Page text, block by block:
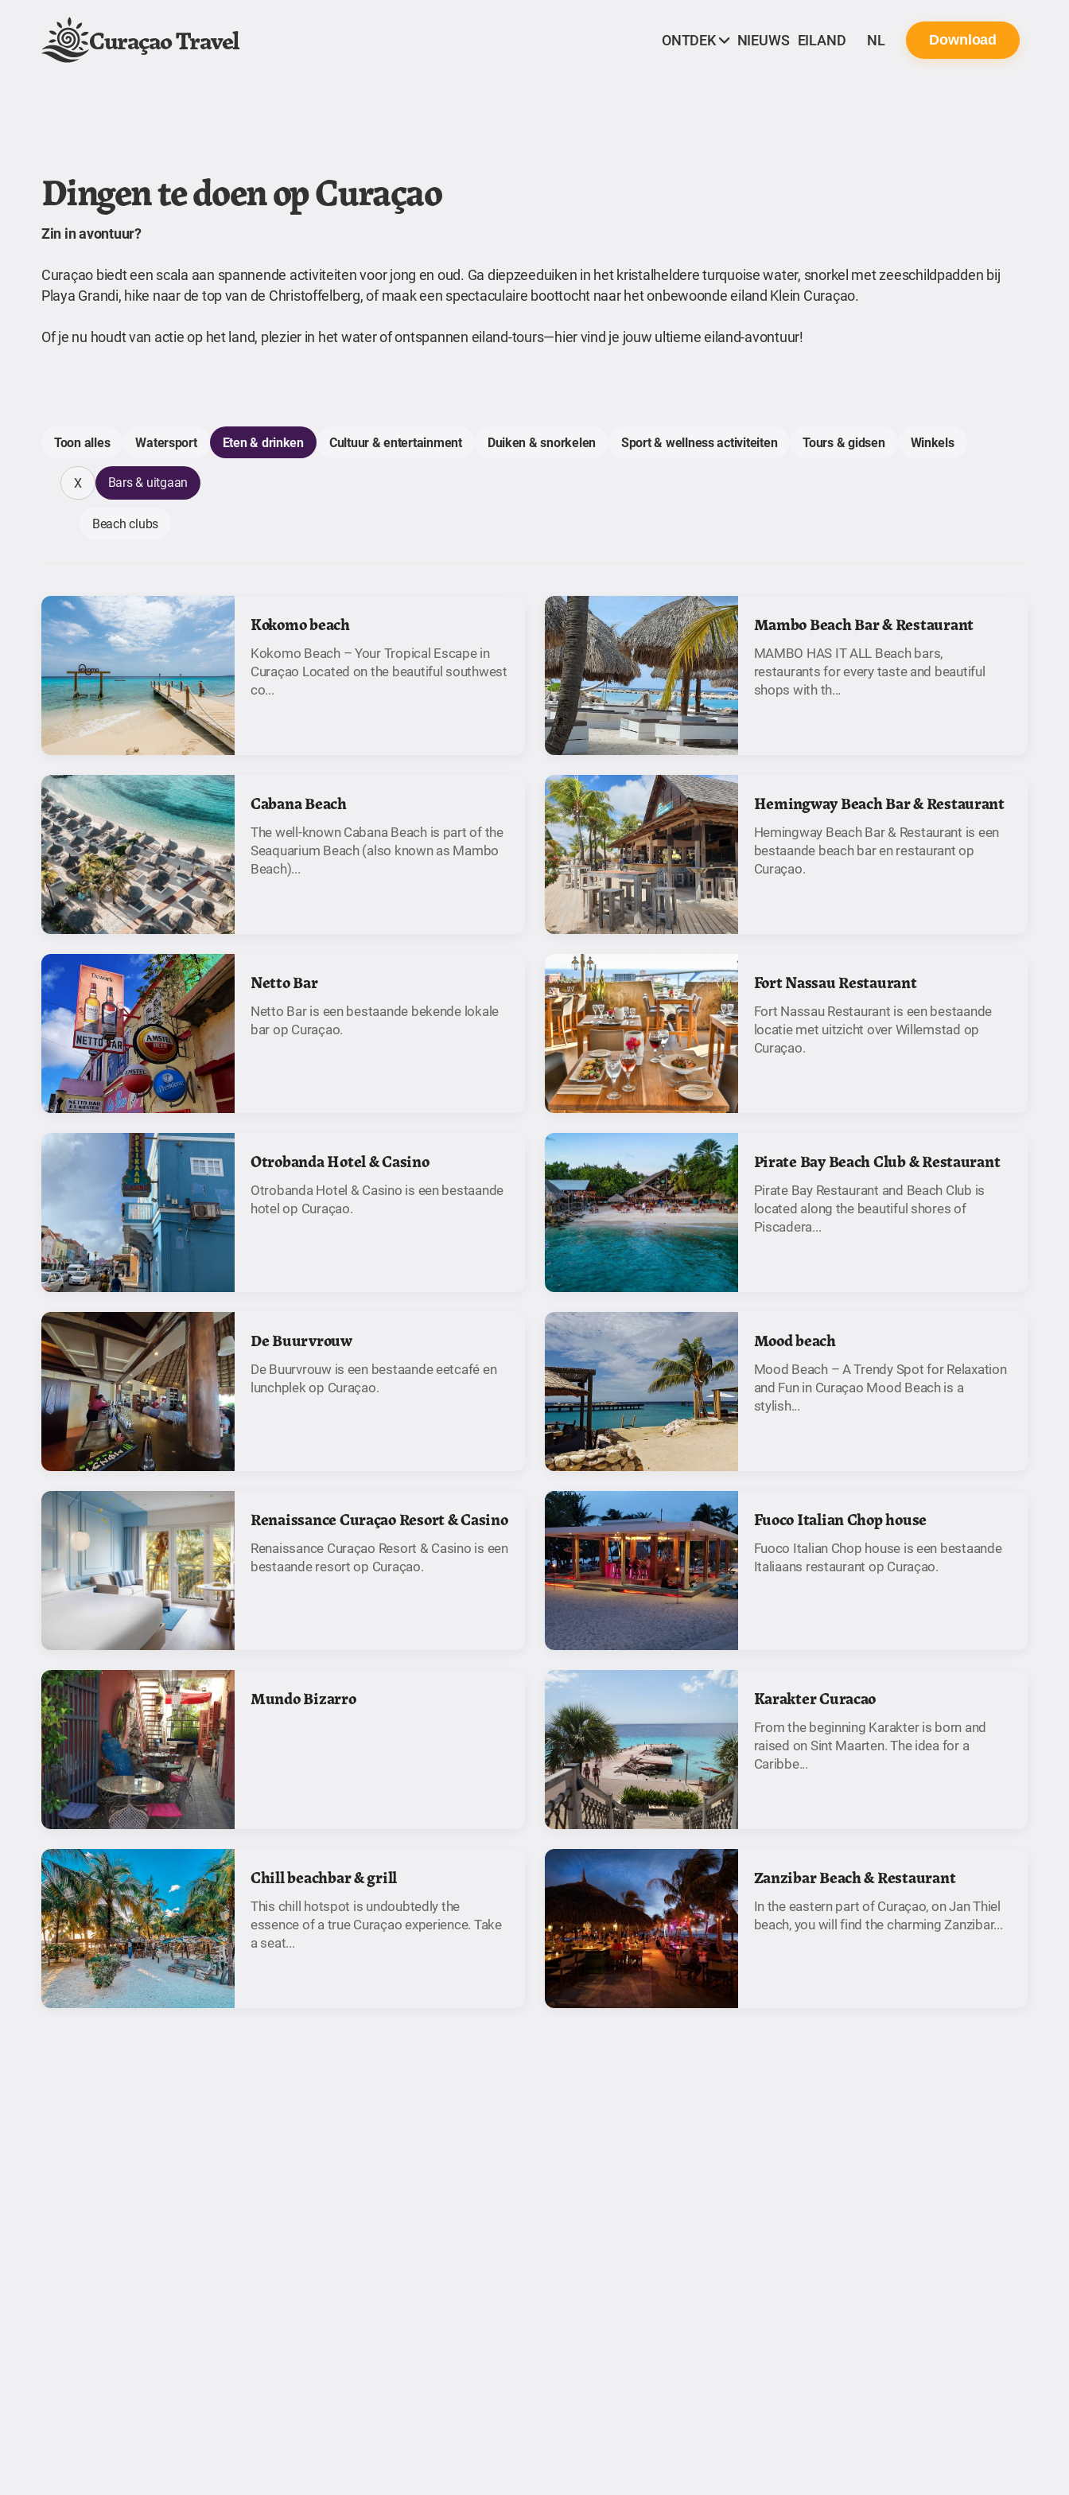
Curaçao Travel ONTDEK NIEUWS EILAND NL Download
Dingen te doen op Curaçao
Zin in avontuur?
Curaçao biedt een scala aan spannende activiteiten voor jong en oud. Ga diepzeeduiken in het kristalheldere turquoise water, snorkel met zeeschildpadden bij
Playa Grandi, hike naar de top van de Christoffelberg, of maak een spectaculaire boottocht naar het onbewoonde eiland Klein Curaçao.
Of je nu houdt van actie op het land, plezier in het water of ontspannen eiland-tours—hier vind je jouw ultieme eiland-avontuur!
Toon alles Watersport Eten & drinken Cultuur & entertainment Duiken & snorkelen Sport & wellness activiteiten Tours & gidsen Winkels
X Bars & uitgaan
Beach clubs
Kokomo beach
Kokomo Beach – Your Tropical Escape in
Curaçao Located on the beautiful southwest
co...
Mambo Beach Bar & Restaurant
MAMBO HAS IT ALL Beach bars,
restaurants for every taste and beautiful
shops with th...
Cabana Beach
The well-known Cabana Beach is part of the
Seaquarium Beach (also known as Mambo
Beach)...
Hemingway Beach Bar & Restaurant
Hemingway Beach Bar & Restaurant is een
bestaande beach bar en restaurant op
Curaçao.
Netto Bar
Netto Bar is een bestaande bekende lokale
bar op Curaçao.
Fort Nassau Restaurant
Fort Nassau Restaurant is een bestaande
locatie met uitzicht over Willemstad op
Curaçao.
Otrobanda Hotel & Casino
Otrobanda Hotel & Casino is een bestaande
hotel op Curaçao.
Pirate Bay Beach Club & Restaurant
Pirate Bay Restaurant and Beach Club is
located along the beautiful shores of
Piscadera...
De Buurvrouw
De Buurvrouw is een bestaande eetcafé en
lunchplek op Curaçao.
Mood beach
Mood Beach – A Trendy Spot for Relaxation
and Fun in Curaçao Mood Beach is a
stylish...
Renaissance Curaçao Resort & Casino
Renaissance Curaçao Resort & Casino is een
bestaande resort op Curaçao.
Fuoco Italian Chop house
Fuoco Italian Chop house is een bestaande
Italiaans restaurant op Curaçao.
Mundo Bizarro Karakter Curacao
From the beginning Karakter is born and
raised on Sint Maarten. The idea for a
Caribbe...
Chill beachbar & grill
This chill hotspot is undoubtedly the
essence of a true Curaçao experience. Take
a seat...
Zanzibar Beach & Restaurant
In the eastern part of Curaçao, on Jan Thiel
beach, you will find the charming Zanzibar...